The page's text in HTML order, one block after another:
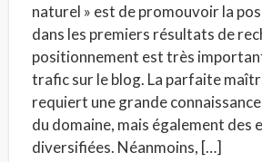
naturel » est de promouvoir la
dans les premiers résultats de
positionnement est très
trafic sur le blog. La parfaite
requiert une grande
du domaine, mais également des
diversifiées. Néanmoins, […]